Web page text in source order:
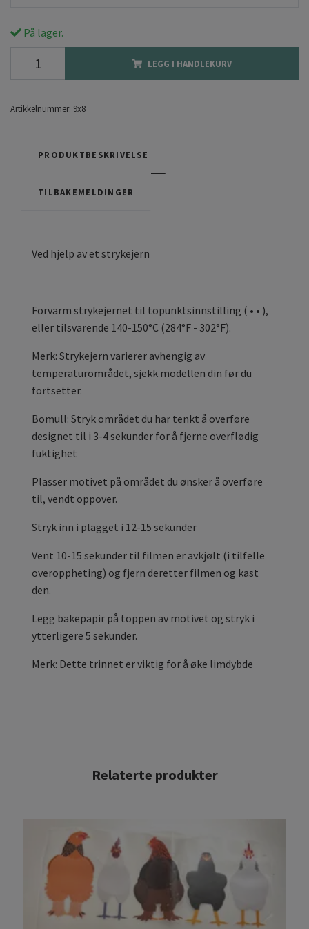
På lager.
LEGG I HANDLEKURV
Artikkelnummer: 9x8
PRODUKTBESKRIVELSE
TILBAKEMELDINGER
Ved hjelp av et strykejern
Forvarm strykejernet til topunktsinnstilling ( • • ),
eller tilsvarende 140-150°C (284°F - 302°F).
Merk: Strykejern varierer avhengig av
temperaturområdet, sjekk modellen din før du
fortsetter.
Bomull: Stryk området du har tenkt å overføre
designet til i 3-4 sekunder for å fjerne overflødig
fuktighet
Plasser motivet på området du ønsker å overføre
til, vendt oppover.
Stryk inn i plagget i 12-15 sekunder
Vent 10-15 sekunder til filmen er avkjølt (i tilfelle
overoppheting) og fjern deretter filmen og kast
den.
Legg bakepapir på toppen av motivet og stryk i
ytterligere 5 sekunder.
Merk: Dette trinnet er viktig for å øke limdybde